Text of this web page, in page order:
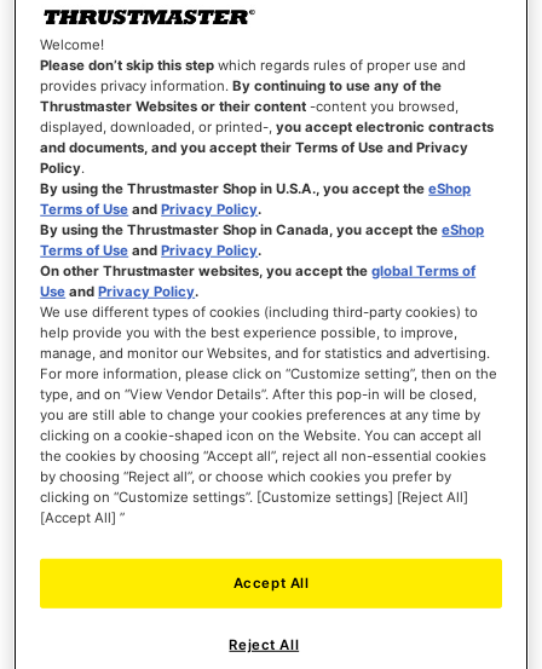
T.FLIGHT HOTAS NEO ACE COMBAT 8 WINGS OF THEVE EDITION
(PLAYSTATION/PC)
129,99 €
PREORDINARE
LISTA
DEI
DESIDERI
VISTA
Welcome!
Please don’t skip this step which regards rules of proper use and
provides privacy information.By continuing to use any of the
Thrustmaster Websites or their content -content you browsed,
displayed, downloaded, or printed-,you accept electronic contracts
and documents, and you accept their Terms of Use and Privacy
Policy.
By using the Thrustmaster Shop in U.S.A., you accept theeShop
Terms of Use andPrivacy Policy.
By using the Thrustmaster Shop in Canada, you accept theeShop
Terms of Use andPrivacy Policy.
On other Thrustmaster websites, you accept theglobal Terms of
Use andPrivacy Policy.
We use different types of cookies (including third-party cookies) to
help provide you with the best experience possible, to improve,
manage, and monitor our Websites, and for statistics and advertising.
For more information, please click on “Customize setting”, then on the
type, and on “View Vendor Details”. After this pop-in will be closed,
you are still able to change your cookies preferences at any time by
clicking on a cookie-shaped icon on the Website. You can accept all
the cookies by choosing “Accept all”, reject all non-essential cookies
by choosing “Reject all”, or choose which cookies you prefer by
clicking on “Customize settings”. [Customize settings] [Reject All]
[Accept All] ”
Reject All
Accept All